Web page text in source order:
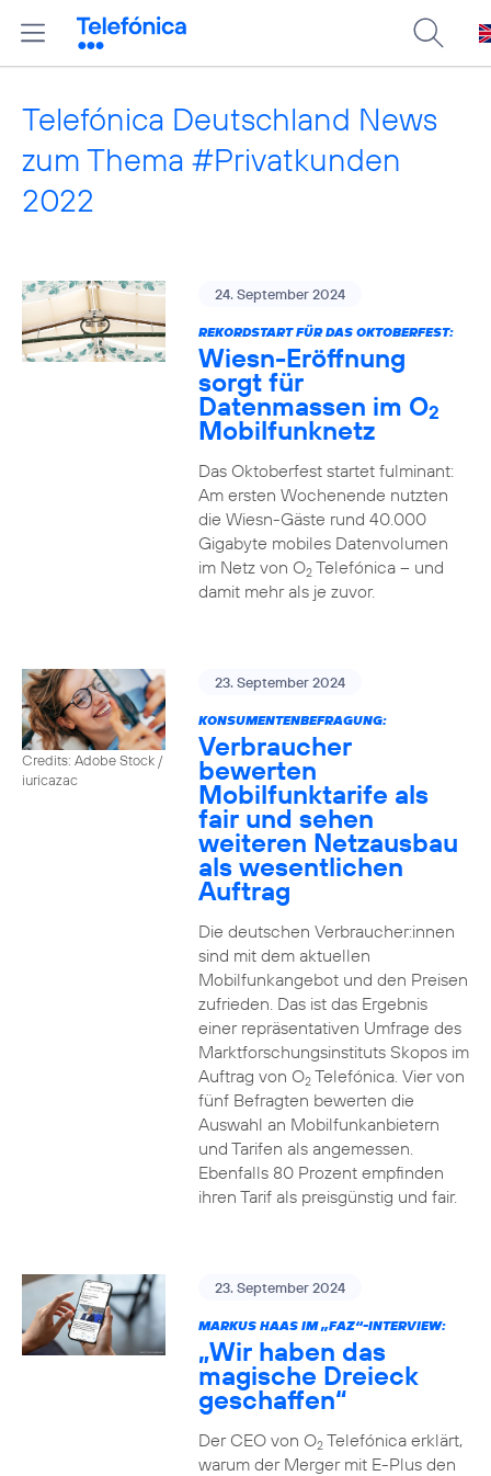
Telefónica Deutschland News
zum Thema #Privatkunden
2022
24. September 2024
REKORDSTART FÜR DAS OKTOBERFEST:
Wiesn-Eröffnung
sorgt für
Datenmassen im O2
Mobilfunknetz
Das Oktoberfest startet fulminant:
Am ersten Wochenende nutzten
die Wiesn-Gäste rund 40.000
Gigabyte mobiles Datenvolumen
im Netz von O2Telefónica – und
damit mehr als je zuvor.
Credits: Adobe Stock /
iuricazac
23. September 2024
KONSUMENTENBEFRAGUNG:
Verbraucher
bewerten
Mobilfunktarife als
fair und sehen
weiteren Netzausbau
als wesentlichen
Auftrag
Die deutschen Verbraucher:innen
sind mit dem aktuellen
Mobilfunkangebot und den Preisen
zufrieden. Das ist das Ergebnis
einer repräsentativen Umfrage des
Marktforschungsinstituts Skopos im
Auftrag von O2Telefónica. Vier von
fünf Befragten bewerten die
Auswahl an Mobilfunkanbietern
und Tarifen als angemessen.
Ebenfalls 80 Prozent empfinden
ihren Tarif als preisgünstig und fair.
23. September 2024
MARKUS HAAS IM „FAZ“-INTERVIEW:
„Wir haben das
magische Dreieck
geschaffen“
Der CEO von O2Telefónica erklärt,
warum der Merger mit E-Plus den